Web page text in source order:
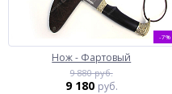
-7%
Нож - Фартовый
9 880 руб.
9 180 руб.